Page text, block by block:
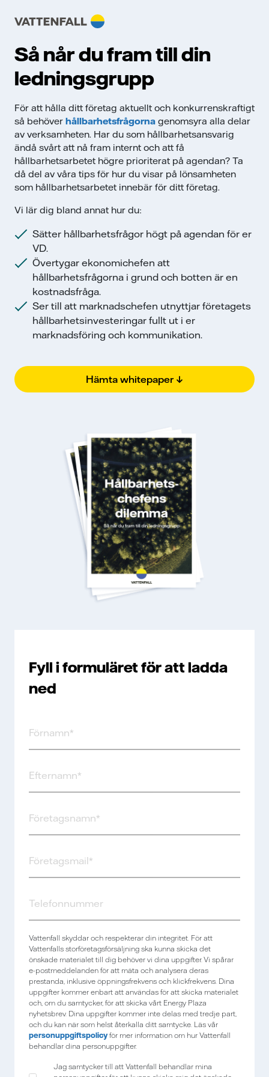
Så når du fram till din
ledningsgrupp
För att hålla ditt företag aktuellt och konkurrenskraftigt
så behöver hållbarhetsfrågorna genomsyra alla delar
av verksamheten. Har du som hållbarhetsansvarig
ändå svårt att nå fram internt och att få
hållbarhetsarbetet högre prioriterat på agendan? Ta
då del av våra tips för hur du visar på lönsamheten
som hållbarhetsarbetet innebär för ditt företag.
Vi lär dig bland annat hur du:
Sätter hållbarhetsfrågor högt på agendan för er
VD.
Övertygar ekonomichefen att
hållbarhetsfrågorna i grund och botten är en
kostnadsfråga.
Ser till att marknadschefen utnyttjar företagets
hållbarhetsinvesteringar fullt ut i er
marknadsföring och kommunikation.
Hämta whitepaper ↓
Fyll i formuläret för att ladda
ned
Vattenfall skyddar och respekterar din integritet. För att
Vattenfalls storföretagsförsäljning ska kunna skicka det
önskade materialet till dig behöver vi dina uppgifter. Vi spårar
e-postmeddelanden för att mäta och analysera deras
prestanda, inklusive öppningsfrekvens och klickfrekvens. Dina
uppgifter kommer enbart att användas för att skicka materialet
och, om du samtycker, för att skicka vårt Energy Plaza
nyhetsbrev. Dina uppgifter kommer inte delas med tredje part,
och du kan när som helst återkalla ditt samtycke. Läs vår
personuppgiftspolicyför mer information om hur Vattenfall
behandlar dina personuppgifter.
Jag samtycker till att Vattenfall behandlar mina